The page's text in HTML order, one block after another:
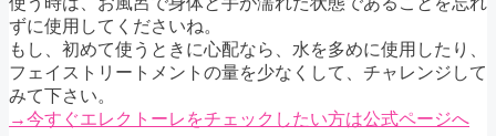
ずに使用してくださいね。
もし、初めて使うときに心配なら、水を多めに使用したり、
フェイストリートメントの量を少なくして、チャレンジして
みて下さい。
→今すぐエレクトーレをチェックしたい方は公式ページへ